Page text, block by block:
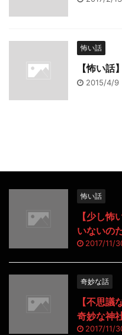
怖い話
【怖い
2015/4/9
怖い話
【少し
いないの
2017/11/
奇妙な話
【不思
奇妙な神
2017/11/